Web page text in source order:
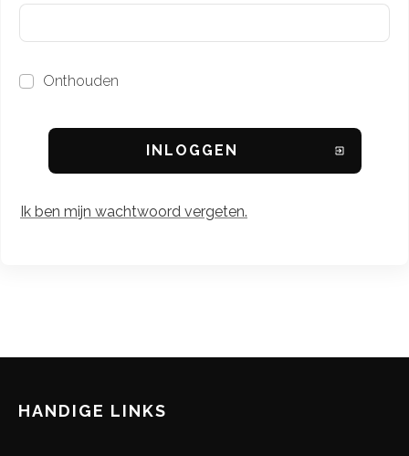
Onthouden
INL OGGEN
Ik ben mijn wachtwoord vergeten.
HANDIGE LINKS